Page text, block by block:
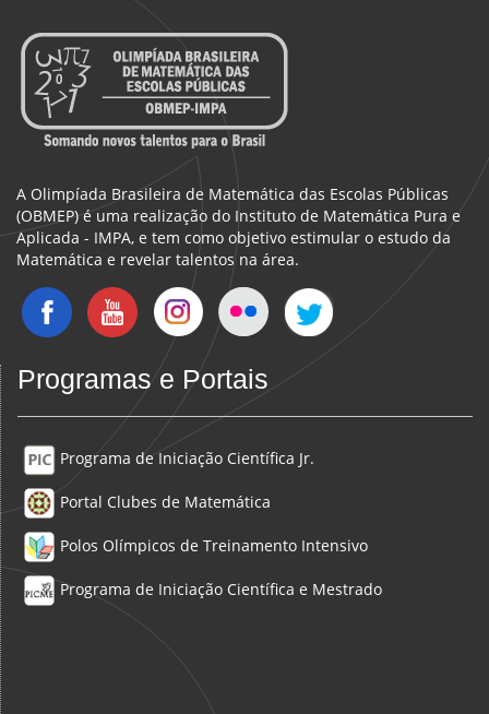
A Olimpíada Brasileira de Matemática das Escolas Públicas
(OBMEP) é uma realização do Instituto de Matemática Pura e
Aplicada - IMPA, e tem como objetivo estimular o estudo da
Matemática e revelar talentos na área.
Programas e Portais
Programa de Iniciação Científica Jr.
Portal Clubes de Matemática
Polos Olímpicos de Treinamento Intensivo
Programa de Iniciação Científica e Mestrado